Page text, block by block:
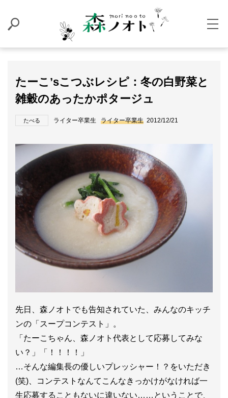
たーこ’sこつぶレシピ：冬の白野菜と
雑穀のあったかポタージュ
たべる ライター卒業生 ライター卒業生 2012/12/21
先日、森ノオトでも告知されていた、みんなのキッチ
ンの「スープコンテスト」。
「たーこちゃん、森ノオト代表として応募してみな
い？」「！！！！」
…そんな編集長の優しいプレッシャー！？をいただき
(笑)、コンテストなんてこんなきっかけがなければ一
生応募することもないに違いない……ということで、